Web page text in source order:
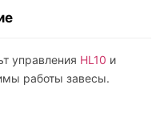
управления HL10 и
работы завесы.